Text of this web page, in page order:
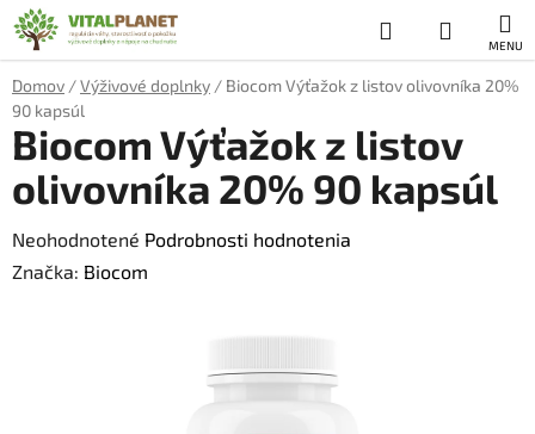
Prejsť
na
obsah
Hľadať
KOŠÍK
Domov /Výživové doplnky / Biocom Výťažok z listov olivovníka 20%
90 kapsúl
Biocom Výťažok z listov
olivovníka 20% 90 kapsúl
Priemerné
hodnotenie
Neohodnotené Podrobnosti hodnotenia
Značka: Biocom